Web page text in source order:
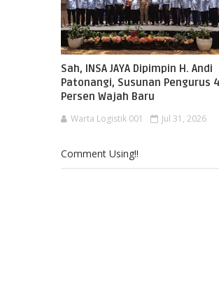
Sah, INSA JAYA Dipimpin H. Andi
Patonangi, Susunan Pengurus
Persen Wajah Baru
Warta Logistik 001 Jul 31, 2026
Comment Using!!